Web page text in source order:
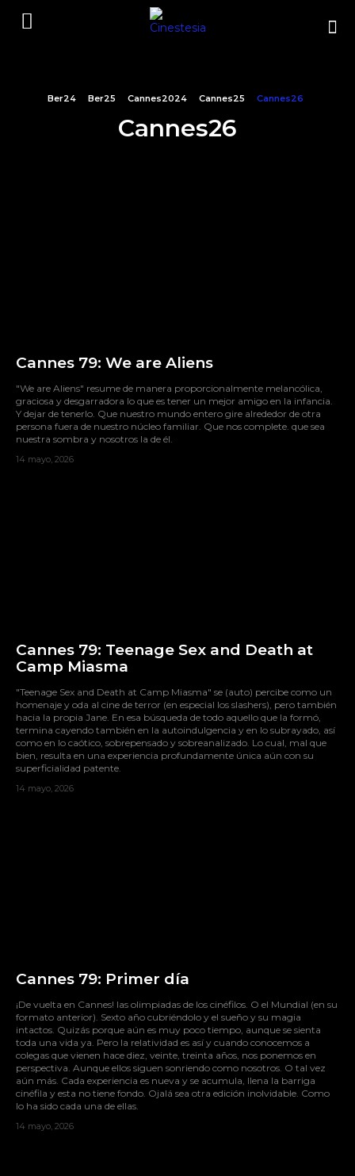
Ber24 Ber25 Cannes2024 Cannes25 Cannes26
Cannes26
Cannes 79: We are Aliens
"We are Aliens" resume de manera proporcionalmente melancólica,
graciosa y desgarradora lo que es tener un mejor amigo en la infancia.
Y dejar de tenerlo. Que nuestro mundo entero gire alrededor de otra
persona fuera de nuestro núcleo familiar. Que nos complete. que sea
nuestra sombra y nosotros la de él.
14 mayo, 2026
Cannes 79: Teenage Sex and Death at
Camp Miasma
"Teenage Sex and Death at Camp Miasma" se (auto) percibe como un
homenaje y oda al cine de terror (en especial los slashers), pero también
hacia la propia Jane. En esa búsqueda de todo aquello que la formó,
termina cayendo también en la autoindulgencia y en lo subrayado, así
como en lo caótico, sobrepensado y sobreanalizado. Lo cual, mal que
bien, resulta en una experiencia profundamente única aún con su
superficialidad patente.
14 mayo, 2026
Cannes 79: Primer día
¡De vuelta en Cannes! las olimpiadas de los cinéfilos. O el Mundial (en su
formato anterior). Sexto año cubriéndolo y el sueño y su magia
intactos. Quizás porque aún es muy poco tiempo, aunque se sienta
toda una vida ya. Pero la relatividad es así y cuando conocemos a
colegas que vienen hace diez, veinte, treinta años, nos ponemos en
perspectiva. Aunque ellos siguen sonriendo como nosotros. O tal vez
aún más. Cada experiencia es nueva y se acumula, llena la barriga
cinéfila y esta no tiene fondo. Ojalá sea otra edición inolvidable. Como
lo ha sido cada una de ellas.
14 mayo, 2026